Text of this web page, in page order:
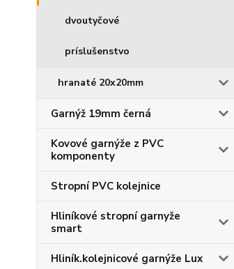
dvoutyčové
príslušenstvo
hranaté 20x20mm
Garnýž 19mm černá
Kovové garnýže z PVC
komponenty
Stropní PVC kolejnice
Hliníkové stropní garnyže
smart
Hliník.kolejnicové garnýže Lux